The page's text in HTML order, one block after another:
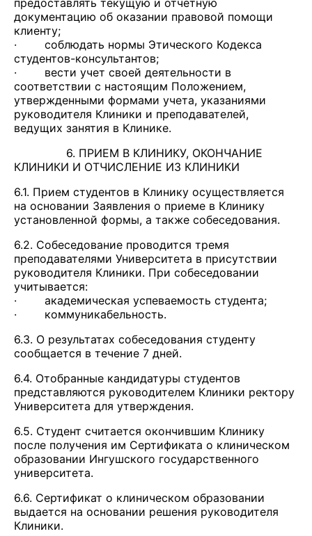
предоставлять текущую и отчетную
документацию об оказании правовой помощи
клиенту;
· соблюдать нормы Этического Кодекса
студентов-консультантов;
· вести учет своей деятельности в
соответствии с настоящим Положением,
утвержденными формами учета, указаниями
руководителя Клиники и преподавателей,
ведущих занятия в Клинике.
6. ПРИЕМ В КЛИНИКУ, ОКОНЧАНИЕ
КЛИНИКИ И ОТЧИСЛЕНИЕ ИЗ КЛИНИКИ
6.1. Прием студентов в Клинику осуществляется
на основании Заявления о приеме в Клинику
установленной формы, а также собеседования.
6.2. Собеседование проводится тремя
преподавателями Университета в присутствии
руководителя Клиники. При собеседовании
учитывается:
· академическая успеваемость студента;
· коммуникабельность.
6.3. О результатах собеседования студенту
сообщается в течение 7 дней.
6.4. Отобранные кандидатуры студентов
представляются руководителем Клиники ректору
Университета для утверждения.
6.5. Студент считается окончившим Клинику
после получения им Сертификата о клиническом
образовании Ингушского государственного
университета.
6.6. Сертификат о клиническом образовании
выдается на основании решения руководителя
Клиники.